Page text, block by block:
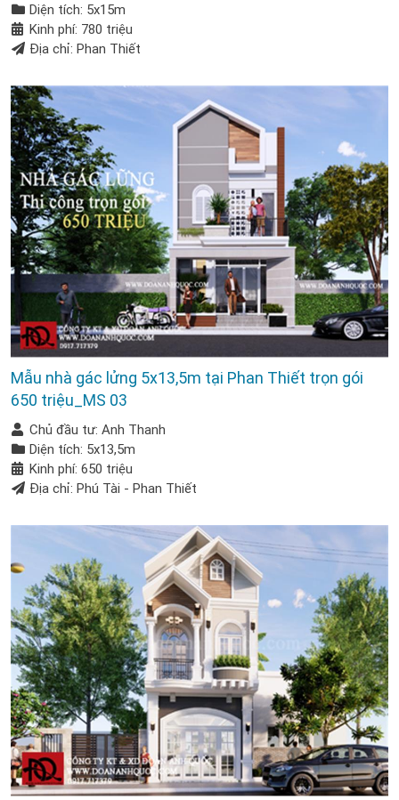
Diện tích: 5x15m
Kinh phí: 780 triệu
Địa chỉ: Phan Thiết
Mẫu nhà gác lửng 5x13,5m tại Phan Thiết trọn gói
650 triệu_MS 03
Chủ đầu tư: Anh Thanh
Diện tích: 5x13,5m
Kinh phí: 650 triệu
Địa chỉ: Phú Tài - Phan Thiết